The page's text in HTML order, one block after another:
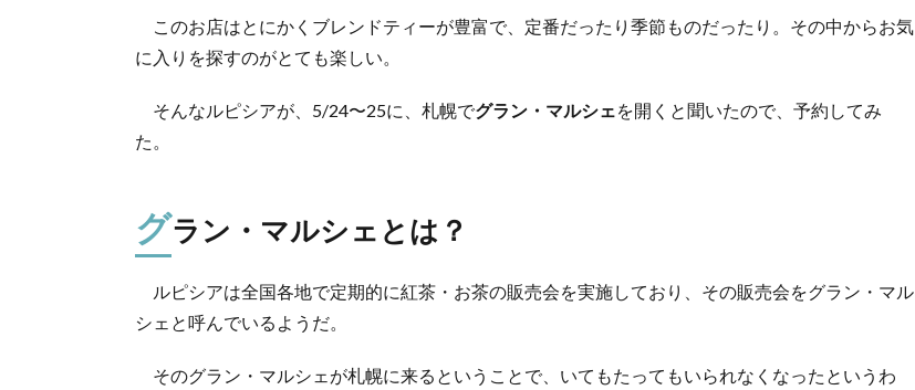
このお店はとにかくブレンドティーが豊富で、定番だったり季節ものだったり。その中からお気
に入りを探すのがとても楽しい。
そんなルピシアが、5/24〜25に、札幌でグラン・マルシェを開くと聞いたので、予約してみ
た。
グラン・マルシェとは？
ルピシアは全国各地で定期的に紅茶・お茶の販売会を実施しており、その販売会をグラン・マル
シェと呼んでいるようだ。
そのグラン・マルシェが札幌に来るということで、いてもたってもいられなくなったというわ